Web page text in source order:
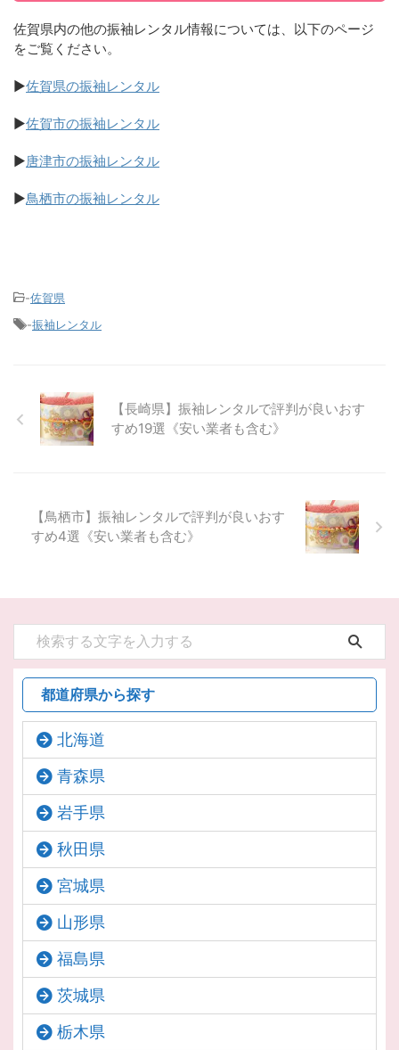
佐賀県内の他の振袖レンタル情報については、以下のページ
をご覧ください。
▶佐賀県の振袖レンタル
▶佐賀市の振袖レンタル
▶唐津市の振袖レンタル
▶鳥栖市の振袖レンタル
-佐賀県
-振袖レンタル
【長崎県】振袖レンタルで評判が良いおす
すめ19選《安い業者も含む》
【鳥栖市】振袖レンタルで評判が良いおす
すめ4選《安い業者も含む》
都道府県から探す
北海道
青森県
岩手県
秋田県
宮城県
山形県
福島県
茨城県
栃木県